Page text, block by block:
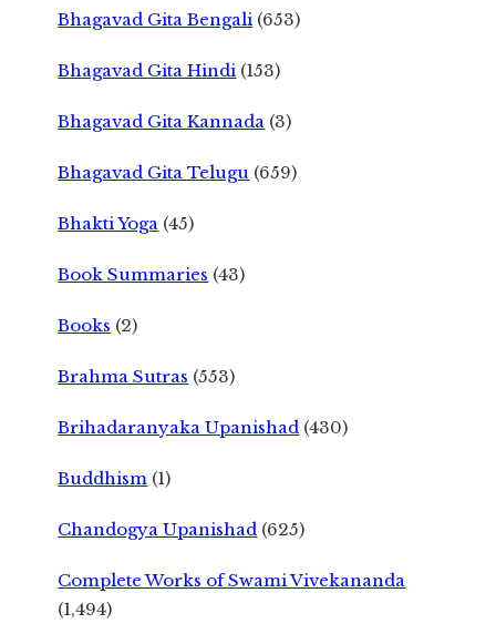
Bhagavad Gita Bengali (653)
Bhagavad Gita Hindi (153)
Bhagavad Gita Kannada (3)
Bhagavad Gita Telugu (659)
Bhakti Yoga (45)
Book Summaries (43)
Books (2)
Brahma Sutras (553)
Brihadaranyaka Upanishad (430)
Buddhism (1)
Chandogya Upanishad (625)
Complete Works of Swami Vivekananda
(1,494)